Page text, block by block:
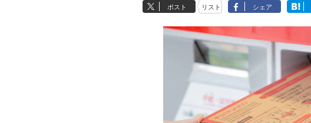
ポスト リスト シェア